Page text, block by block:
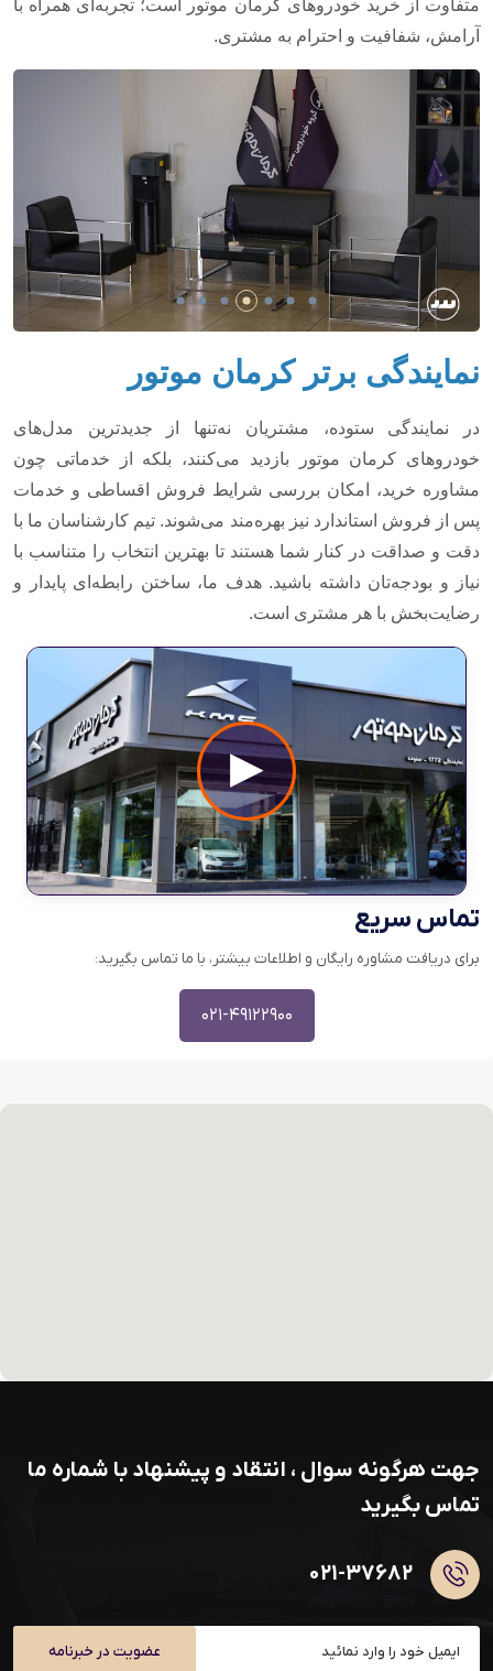
متفاوت از خرید خودروهای کرمان موتور است؛ تجربه‌ای همراه با
آرامش، شفافیت و احترام به مشتری.
نمایندگی برتر کرمان موتور
در نمایندگی ستوده، مشتریان نه‌تنها از جدیدترین مدل‌های
خودروهای کرمان موتور بازدید می‌کنند، بلکه از خدماتی چون
مشاوره خرید، امکان بررسی شرایط فروش اقساطی و خدمات
پس از فروش استاندارد نیز بهره‌مند می‌شوند. تیم کارشناسان ما با
دقت و صداقت در کنار شما هستند تا بهترین انتخاب را متناسب با
نیاز و بودجه‌تان داشته باشید. هدف ما، ساختن رابطه‌ای پایدار و
رضایت‌بخش با هر مشتری است.
▶
تماس سریع
برای دریافت مشاوره رایگان و اطلاعات بیشتر، با ما تماس بگیرید:
۰۲۱-۴۹۱۲۲۹۰۰
جهت هرگونه سوال ، انتقاد و پیشنهاد با شماره ما
تماس بگیرید
۰۲۱-۳۷۶۸۲
عضویت در خبرنامه